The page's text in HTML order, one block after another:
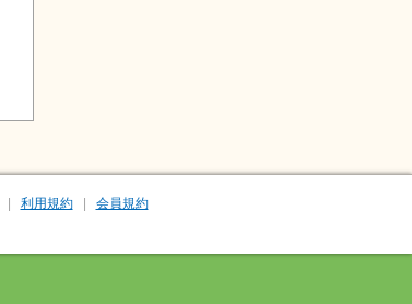
利用規約
会員規約